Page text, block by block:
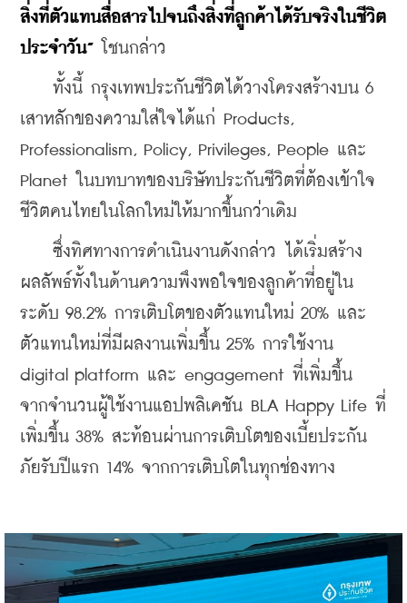
สิ่งที่ตัวแทนสื่อสารไปจนถึงสิ่งที่ลูกค้าได้รับจริงในชีวิต
ประจำวัน” โชนกล่าว
ทั้งนี้ กรุงเทพประกันชีวิตได้วางโครงสร้างบน 6
เสาหลักของความใส่ใจได้แก่ Products,
Professionalism, Policy, Privileges, People และ
Planet ในบทบาทของบริษัทประกันชีวิตที่ต้องเข้าใจ
ชีวิตคนไทยในโลกใหม่ให้มากขึ้นกว่าเดิม
ซึ่งทิศทางการดำเนินงานดังกล่าว ได้เริ่มสร้าง
ผลลัพธ์ทั้งในด้านความพึงพอใจของลูกค้าที่อยู่ใน
ระดับ 98.2% การเติบโตของตัวแทนใหม่ 20% และ
ตัวแทนใหม่ที่มีผลงานเพิ่มขึ้น 25% การใช้งาน
digital platform และ engagement ที่เพิ่มขึ้น
จากจำนวนผู้ใช้งานแอปพลิเคชัน BLA Happy Life ที่
เพิ่มขึ้น 38% สะท้อนผ่านการเติบโตของเบี้ยประกัน
ภัยรับปีแรก 14% จากการเติบโตในทุกช่องทาง